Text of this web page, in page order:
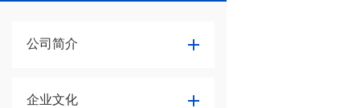
公司简介
企业文化